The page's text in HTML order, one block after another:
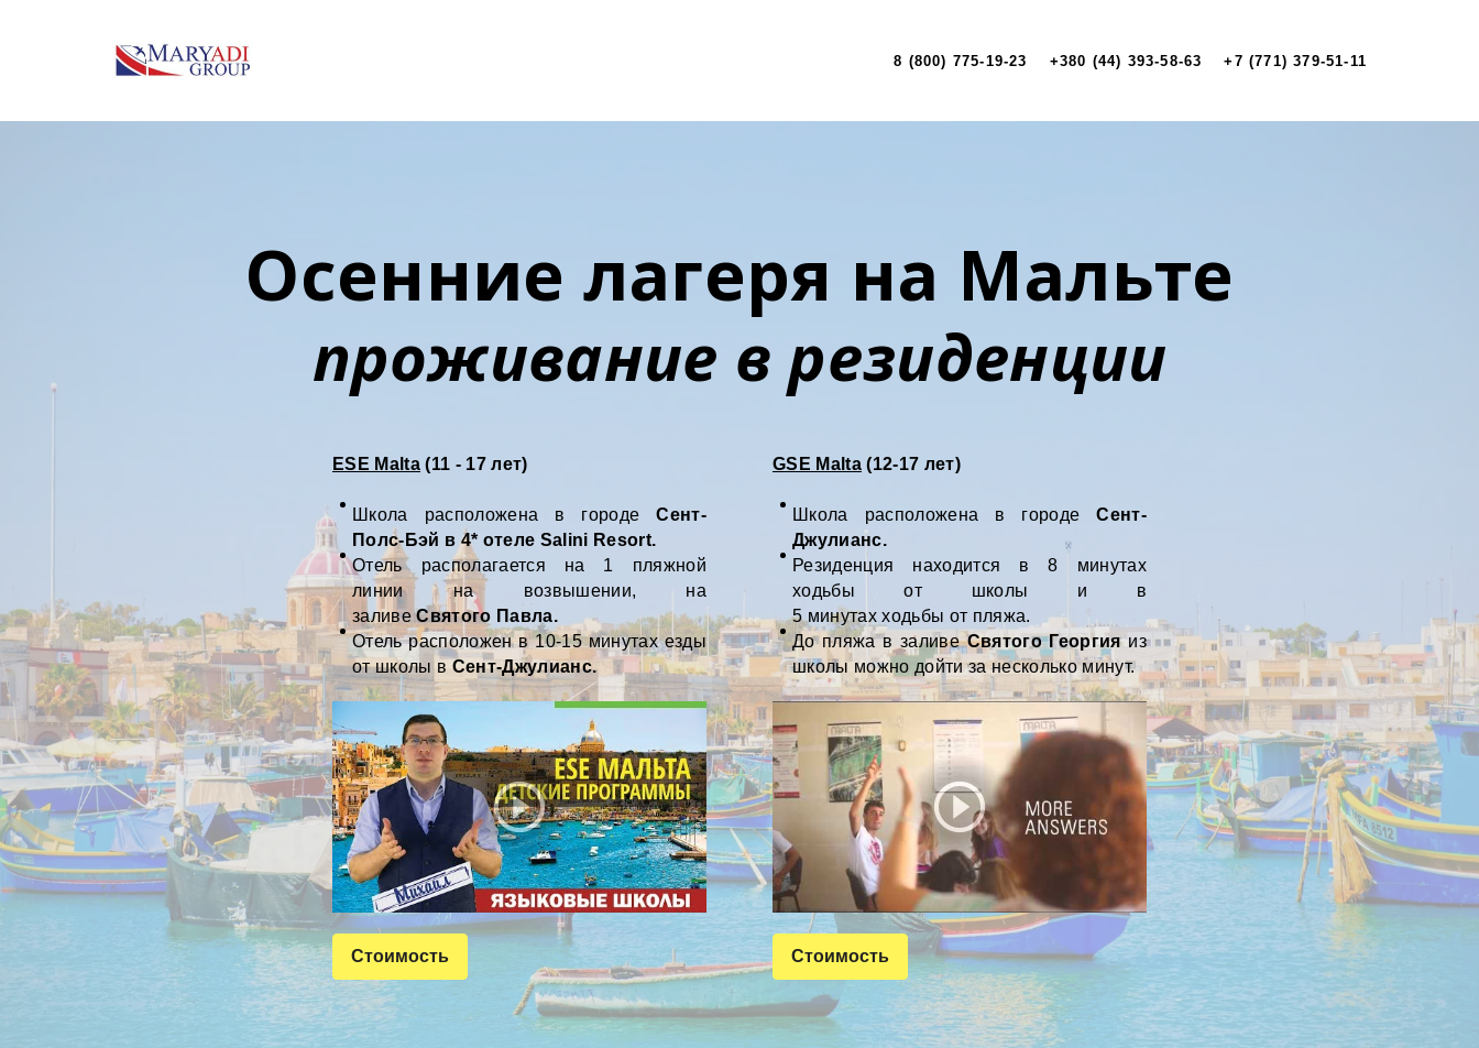
8 (800) 775-19-23 +380 (44) 393-58-63 +7 (771) 379-51-11
Осенние лагеря на Мальте
проживание в резиденции
ESE Malta (11 - 17 лет)
Школа расположена в городеСент-
Полс-Бэй в 4* отеле Salini Resort.
Отель располагается на 1 пляжной
линии на возвышении, на
заливеСвятого Павла.
Отель расположен в 10-15 минутах езды
от школы в Сент-Джулианс.
Стоимость
GSE Malta(12-17 лет)
Школа расположена в городе Сент-
Джулианс.
Резиденция находится в 8 минутах
ходьбы от школы и в
5 минутах ходьбы от пляжа.
До пляжа в заливеСвятого Георгияиз
школы можно дойти за несколько минут.
Стоимость